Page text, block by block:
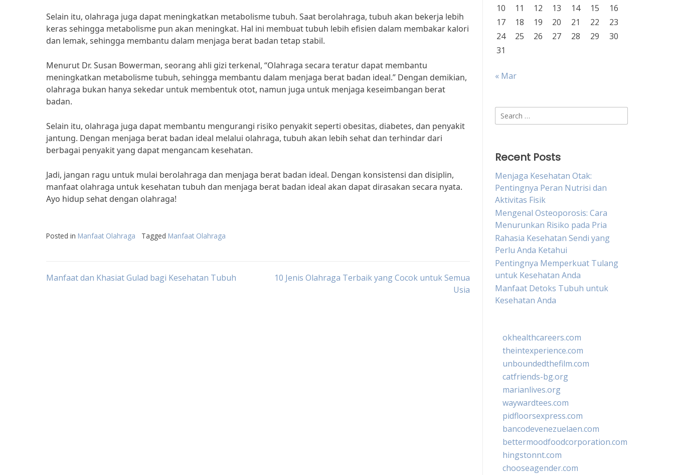
Selain itu, olahraga juga dapat meningkatkan metabolisme tubuh. Saat berolahraga, tubuh akan bekerja lebih
keras sehingga metabolisme pun akan meningkat. Hal ini membuat tubuh lebih efisien dalam membakar kalori
dan lemak, sehingga membantu dalam menjaga berat badan tetap stabil.
Menurut Dr. Susan Bowerman, seorang ahli gizi terkenal, “Olahraga secara teratur dapat membantu
meningkatkan metabolisme tubuh, sehingga membantu dalam menjaga berat badan ideal.” Dengan demikian,
olahraga bukan hanya sekedar untuk membentuk otot, namun juga untuk menjaga keseimbangan berat
badan.
Selain itu, olahraga juga dapat membantu mengurangi risiko penyakit seperti obesitas, diabetes, dan penyakit
jantung. Dengan menjaga berat badan ideal melalui olahraga, tubuh akan lebih sehat dan terhindar dari
berbagai penyakit yang dapat mengancam kesehatan.
Jadi, jangan ragu untuk mulai berolahraga dan menjaga berat badan ideal. Dengan konsistensi dan disiplin,
manfaat olahraga untuk kesehatan tubuh dan menjaga berat badan ideal akan dapat dirasakan secara nyata.
Ayo hidup sehat dengan olahraga!
Posted in Manfaat Olahraga Tagged Manfaat Olahraga
Post
Manfaat dan Khasiat Gulad bagi Kesehatan Tubuh
10 Jenis Olahraga Terbaik yang Cocok untuk Semua
Usia
10
11 12 13 14 15
16
17
18 19 20 21 22
23
24
25 26 27 28 29
30
31
« Mar
Search
for:
Recent Posts
Menjaga Kesehatan Otak:
Pentingnya Peran Nutrisi dan
Aktivitas Fisik
Mengenal Osteoporosis: Cara
Menurunkan Risiko pada Pria
Rahasia Kesehatan Sendi yang
Perlu Anda Ketahui
Pentingnya Memperkuat Tulang
untuk Kesehatan Anda
Manfaat Detoks Tubuh untuk
Kesehatan Anda
okhealthcareers.com
theintexperience.com
unboundedthefilm.com
catfriends-bg.org
marianlives.org
waywardtees.com
pidfloorsexpress.com
bancodevenezuelaen.com
bettermoodfoodcorporation.com
hingstonnt.com
chooseagender.com